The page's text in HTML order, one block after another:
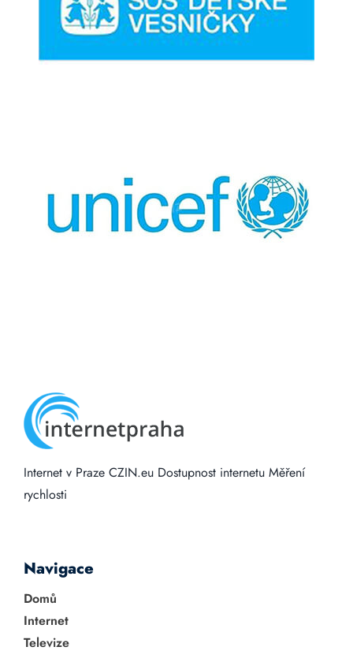
Internet v Praze CZIN.eu Dostupnost internetu Měření
rychlosti
Navigace
Domů
Internet
Televize